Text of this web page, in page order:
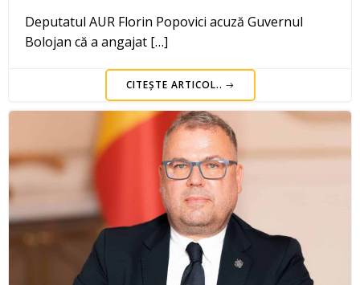
Deputatul AUR Florin Popovici acuză Guvernul
Bolojan că a angajat […]
CITEȘTE ARTICOL..